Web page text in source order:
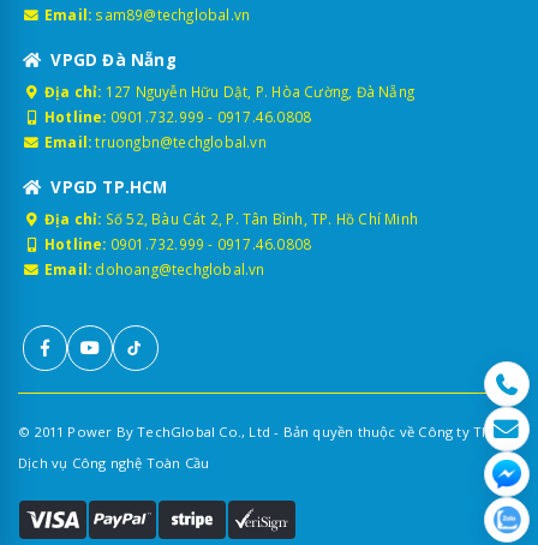
Email: sam89@techglobal.vn
VPGD Đà Nẵng
Địa chỉ: 127 Nguyễn Hữu Dật, P. Hòa Cường, Đà Nẵng
Hotline: 0901.732.999 - 0917.46.0808
Email: truongbn@techglobal.vn
VPGD TP.HCM
Địa chỉ: Số 52, Bàu Cát 2, P. Tân Bình, TP. Hồ Chí Minh
Hotline: 0901.732.999 - 0917.46.0808
Email: dohoang@techglobal.vn
© 2011 Power By TechGlobal Co., Ltd - Bản quyền thuộc về Công ty TNHH
Dịch vụ Công nghệ Toàn Cầu